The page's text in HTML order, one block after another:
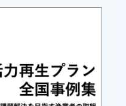
よる鮮度保持された
。